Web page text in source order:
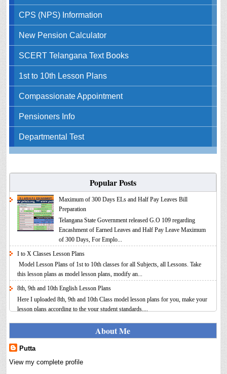
CPS (NPS) Information
New Pension Calculator
SCERT Telangana Text Books
1st to 10th Lesson Plans
Compassionate Appointment
Pensioners Info
Departmental Test
Popular Posts
Maximum of 300 Days ELs and Half Pay Leaves Bill
Preparation
Telangana State Government released G.O 109 regarding
Encashment of Earned Leaves and Half Pay Leave Maximum
of 300 Days, For Emplo...
I to X Classes Lesson Plans
Model Lesson Plans of 1st to 10th classes for all Subjects, all Lessons. Take
this lesson plans as model lesson plans, modify an...
8th, 9th and 10th English Lesson Plans
Here I uploaded 8th, 9th and 10th Class model lesson plans for you, make your
lesson plans according to the your student standards....
IT FY 2025-26 AY 2026-27 Calculator Full Version
Income Tax Calculator Full Version 1.2 for the FY 2025-26
About Me
Putta
View my complete profile